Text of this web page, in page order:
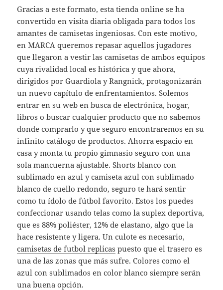
Gracias a este formato, esta tienda online se ha
convertido en visita diaria obligada para todos los
amantes de camisetas ingeniosas. Con este motivo,
en MARCA queremos repasar aquellos jugadores
que llegaron a vestir las camisetas de ambos equipos
cuya rivalidad local es histórica y que ahora,
dirigidos por Guardiola y Rangnick, protagonizarán
un nuevo capítulo de enfrentamientos. Solemos
entrar en su web en busca de electrónica, hogar,
libros o buscar cualquier producto que no sabemos
donde comprarlo y que seguro encontraremos en su
infinito catálogo de productos. Ahorra espacio en
casa y monta tu propio gimnasio seguro con una
sola mancuerna ajustable. Shorts blanco con
sublimado en azul y camiseta azul con sublimado
blanco de cuello redondo, seguro te hará sentir
como tu ídolo de fútbol favorito. Estos los puedes
confeccionar usando telas como la suplex deportiva,
que es 88% poliéster, 12% de elastano, algo que la
hace resistente y ligera. Un culote es necesario,
camisetas de futbol replicas puesto que el trasero es
una de las zonas que más sufre. Colores como el
azul con sublimados en color blanco siempre serán
una buena opción.